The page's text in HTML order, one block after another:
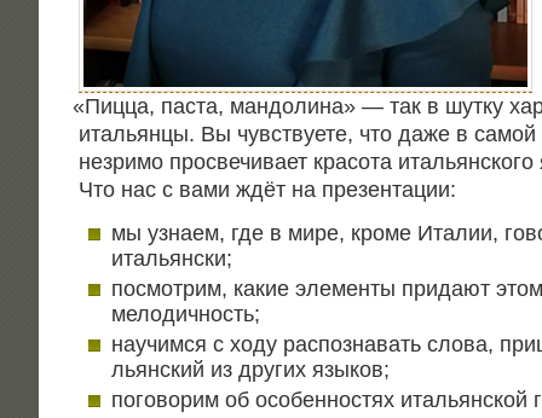
«Пиц­ца, пас­та, ман­до­ли­на» — так в шут­ку
ита­льян­цы. Вы чув­ству­е­те, что даже в
незри­мо про­све­чи­ва­ет кра­со­та ита­льян­ско­го
Что нас с вами ждёт на презентации:
мы узна­ем, где в мире, кро­ме Ита­лии,
итальянски;
посмот­рим, какие эле­мен­ты при­да­ют
мелодичность;
научим­ся с ходу рас­по­зна­вать сло­ва,
льян­ский из дру­гих языков;
пого­во­рим об осо­бен­но­стях ита­льян­ской